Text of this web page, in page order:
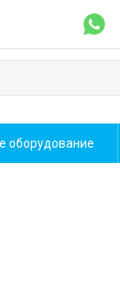
оборудование